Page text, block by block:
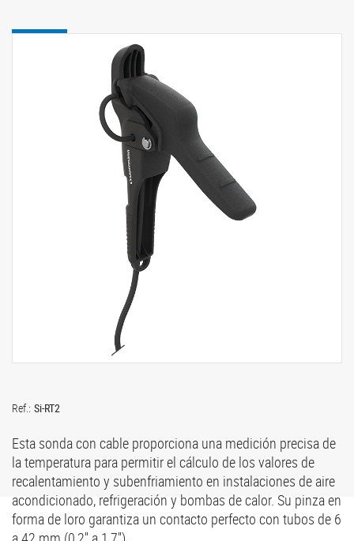
Ref.: Si-RT2
Esta sonda con cable proporciona una medición precisa de
la temperatura para permitir el cálculo de los valores de
recalentamiento y subenfriamiento en instalaciones de aire
acondicionado, refrigeración y bombas de calor. Su pinza en
forma de loro garantiza un contacto perfecto con tubos de 6